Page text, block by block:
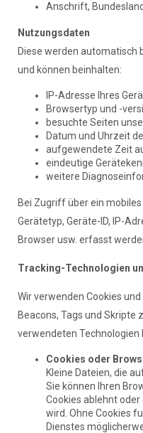
Anschrift,
Nutzungsdaten
Diese werden automatisch
und können beinhalten:
IP-Adresse Ihres
Browsertyp und -
besuchte Seiten
Datum und Uhrzeit
aufgewendete Zeit
eindeutige
weitere
Bei Zugriff über ein
Gerätetyp, Geräte-ID, IP-
Browser usw. erfasst
Tracking-Technologien
Wir verwenden Cookies
Beacons, Tags und Skripte
verwendeten Technologien
Cookies oder
Kleine Dateien, die
Sie können Ihren
Cookies ablehnt
wird. Ohne Cookies
Dienstes